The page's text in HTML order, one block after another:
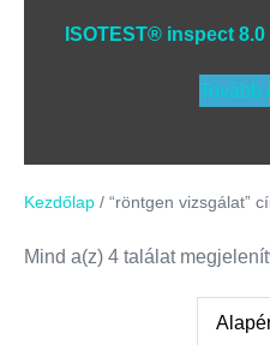
ISOTEST® inspect
Tovább
Kezdőlap / “röntgen vizsgálat”
Mind a(z) 4 találat